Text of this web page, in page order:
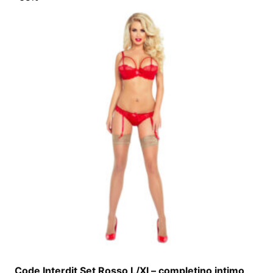
Code Interdit Set Rosso L/Xl – completino intimo